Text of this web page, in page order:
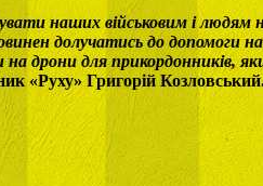
наших військовим і
долучатись до
на дрони для прикордонників,
«Руху» Григорій